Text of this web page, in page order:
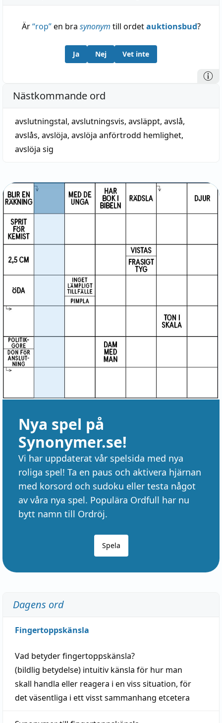
Är“rop”en bra synonym till ordetauktionsbud?
Ja Nej Vet inte
Nästkommande ord
avslutningstal, avslutningsvis, avsläppt, avslå,
avslås, avslöja, avslöja anförtrodd hemlighet,
avslöja sig
Nya spel på
Synonymer.se!
Vi har uppdaterat vår spelsida med nya
roliga spel! Ta en paus och aktivera hjärnan
med korsord och sudoku eller testa något
av våra nya spel. Populära Ordfull har nu
bytt namn till Ordröj.
Spela
Dagens ord
Fingertoppskänsla
Vad betyderfingertoppskänsla?
(bildlig betydelse) intuitiv känsla för hur man
skall handla eller reagera i en viss situation, för
det väsentliga i ett visstsammanhang etcetera